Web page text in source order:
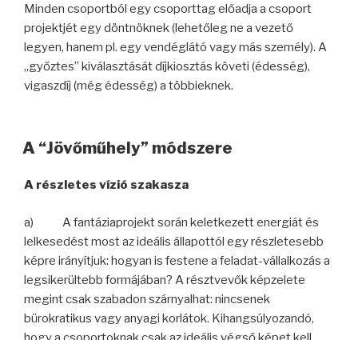
Minden csoportból egy csoporttag előadja a csoport
projektjét egy döntnöknek (lehetőleg ne a vezető
legyen, hanem pl. egy vendéglátó vagy más személy). A
„győztes” kiválasztását díjkiosztás követi (édesség),
vigaszdíj (még édesség) a többieknek.
A “Jövőműhely” módszere
A részletes vízió szakasza
a) A fantáziaprojekt során keletkezett energiát és
lelkesedést most az ideális állapottól egy részletesebb
képre irányítjuk: hogyan is festene a feladat-vállalkozás a
legsikerültebb formájában? A résztvevők képzelete
megint csak szabadon szárnyalhat: nincsenek
bürokratikus vagy anyagi korlátok. Kihangsúlyozandó,